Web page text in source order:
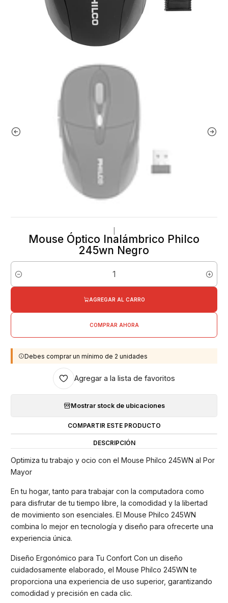
Mouse Óptico Inalámbrico Philco
245wn Negro
Cantidad
AGREGAR AL CARRO
COMPRAR AHORA
Debes comprar un mínimo de 2 unidades
Agregar a la lista de favoritos
Mostrar stock de ubicaciones
COMPARTIR ESTE PRODUCTO
DESCRIPCIÓN
Optimiza tu trabajo y ocio con el Mouse Philco 245WN al Por
Mayor
En tu hogar, tanto para trabajar con la computadora como
para disfrutar de tu tiempo libre, la comodidad y la libertad
de movimiento son esenciales. El Mouse Philco 245WN
combina lo mejor en tecnología y diseño para ofrecerte una
experiencia única.
Diseño Ergonómico para Tu Confort Con un diseño
cuidadosamente elaborado, el Mouse Philco 245WN te
proporciona una experiencia de uso superior, garantizando
comodidad y precisión en cada clic.